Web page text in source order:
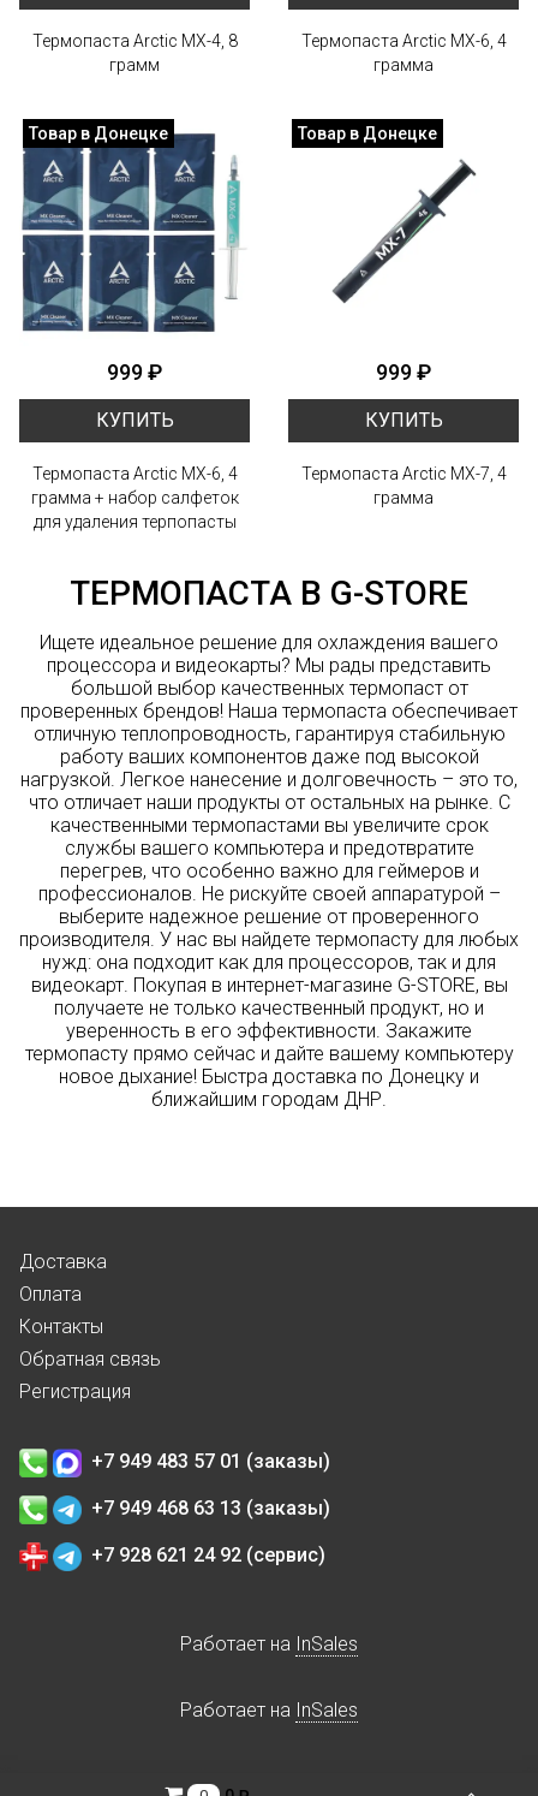
Термопаста Arctic MX-4, 8
грамм
Термопаста Arctic MX-6, 4
грамма
Товар в Донецке
999 ₽
КУПИТЬ
Термопаста Arctic MX-6, 4
грамма + набор салфеток
для удаления терпопасты
Товар в Донецке
999 ₽
КУПИТЬ
Термопаста Arctic MX-7, 4
грамма
ТЕРМОПАСТА В G-STORE
Ищете идеальное решение для охлаждения вашего
процессора и видеокарты? Мы рады представить
большой выбор качественных термопаст от
проверенных брендов! Наша термопаста обеспечивает
отличную теплопроводность, гарантируя стабильную
работу ваших компонентов даже под высокой
нагрузкой. Легкое нанесение и долговечность – это то,
что отличает наши продукты от остальных на рынке. С
качественными термопастами вы увеличите срок
службы вашего компьютера и предотвратите
перегрев, что особенно важно для геймеров и
профессионалов. Не рискуйте своей аппаратурой –
выберите надежное решение от проверенного
производителя. У нас вы найдете термопасту для любых
нужд: она подходит как для процессоров, так и для
видеокарт. Покупая в интернет-магазине G-STORE, вы
получаете не только качественный продукт, но и
уверенность в его эффективности. Закажите
термопасту прямо сейчас и дайте вашему компьютеру
новое дыхание! Быстра доставка по Донецку и
ближайшим городам ДНР.
Доставка
Оплата
Контакты
Обратная связь
Регистрация
+7 949 483 57 01 (заказы)
+7 949 468 63 13 (заказы)
+7 928 621 24 92 (сервис)
Работает на InSales
Работает на InSales